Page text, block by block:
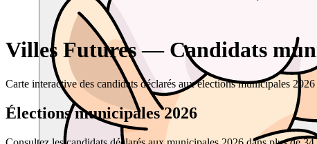
Villes Futures — Candidats
Carte interactive des candidats déclarés aux élections municipales
Élections municipales 2026